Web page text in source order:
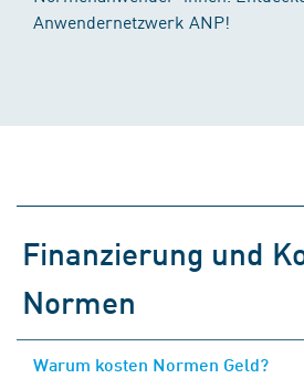
Anwendernetzwerk ANP!
Finanzierung und
Normen
Warum kosten Normen Geld?